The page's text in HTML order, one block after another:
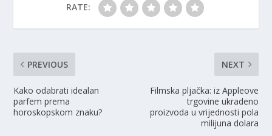
RATE:
PREVIOUS
Kako odabrati idealan
parfem prema
horoskopskom znaku?
NEXT
Filmska pljačka: iz Appleove
trgovine ukradeno
proizvoda u vrijednosti pola
milijuna dolara